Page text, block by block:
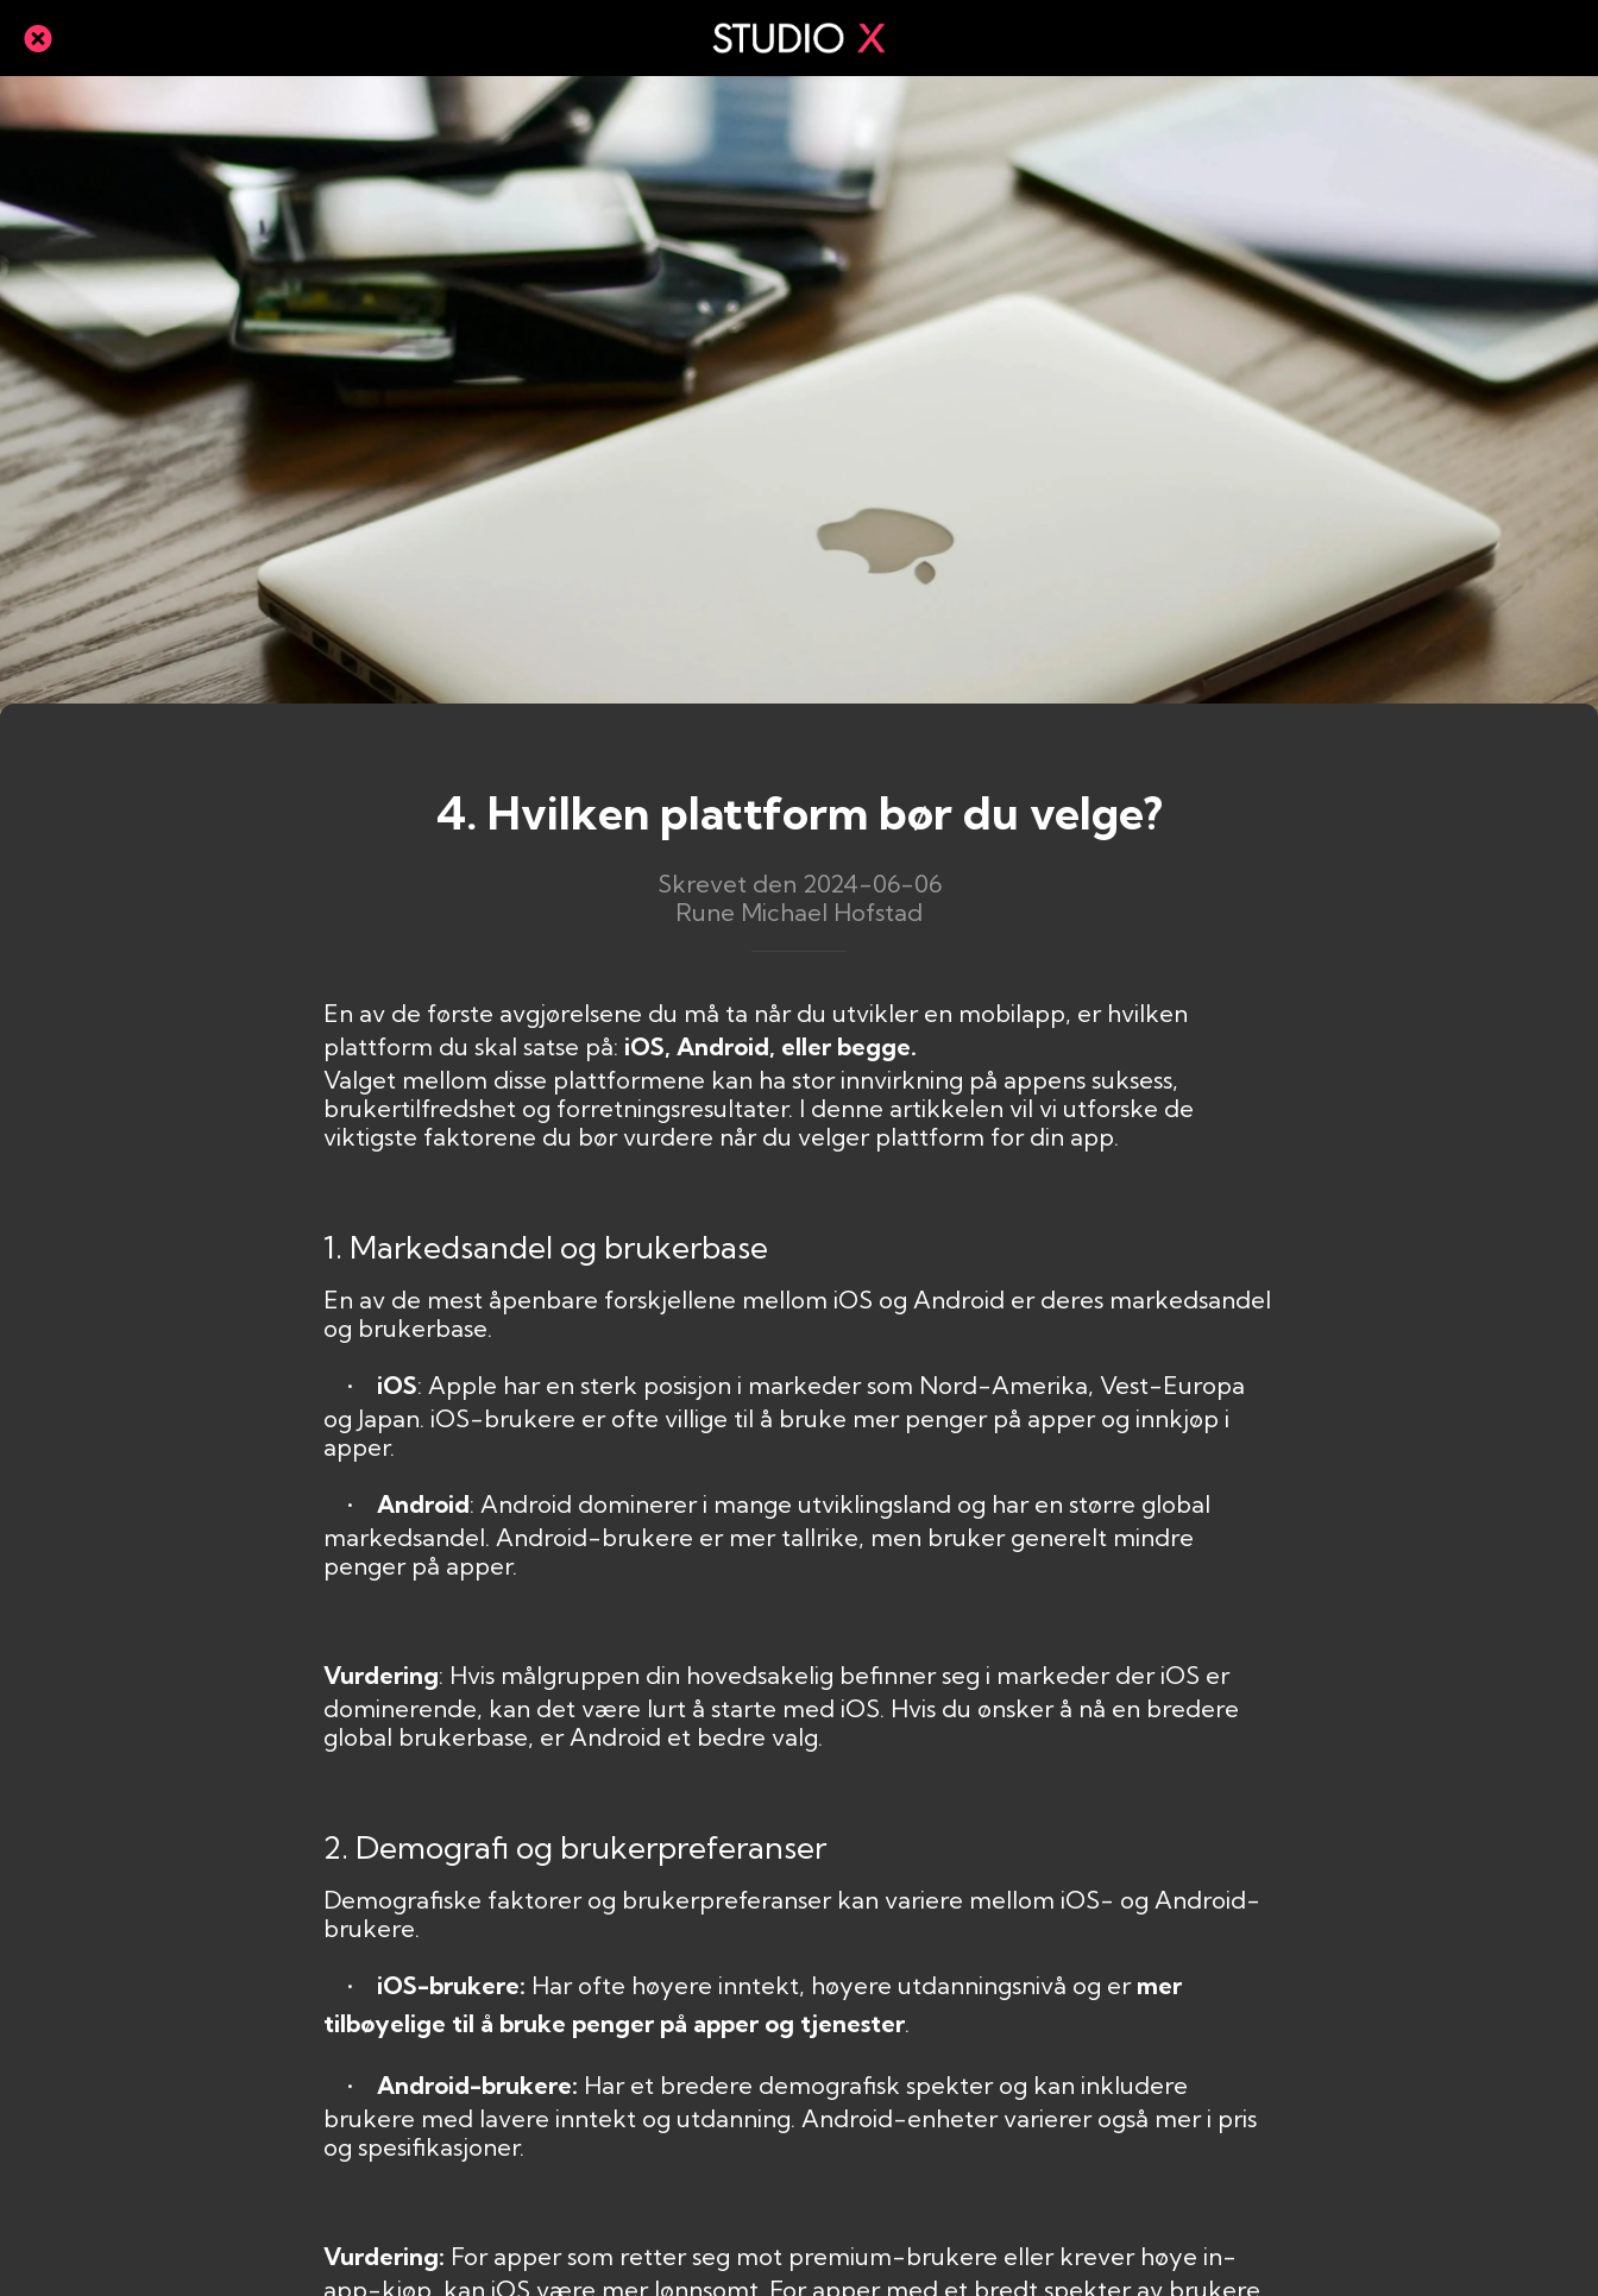
4. Hvilken plattform bør du velge?
Skrevet den 2024-06-06
Rune Michael Hofstad
En av de første avgjørelsene du må ta når du utvikler en mobilapp, er hvilken
plattform du skal satse på: iOS, Android, eller begge.
Valget mellom disse plattformene kan ha stor innvirkning på appens suksess,
brukertilfredshet og forretningsresultater. I denne artikkelen vil vi utforske de
viktigste faktorene du bør vurdere når du velger plattform for din app.
1. Markedsandel og brukerbase
En av de mest åpenbare forskjellene mellom iOS og Android er deres markedsandel
og brukerbase.
• iOS: Apple har en sterk posisjon i markeder som Nord-Amerika, Vest-Europa
og Japan. iOS-brukere er ofte villige til å bruke mer penger på apper og innkjøp i
apper.
• Android: Android dominerer i mange utviklingsland og har en større global
markedsandel. Android-brukere er mer tallrike, men bruker generelt mindre
penger på apper.
Vurdering: Hvis målgruppen din hovedsakelig befinner seg i markeder der iOS er
dominerende, kan det være lurt å starte med iOS. Hvis du ønsker å nå en bredere
global brukerbase, er Android et bedre valg.
2. Demografi og brukerpreferanser
Demografiske faktorer og brukerpreferanser kan variere mellom iOS- og Android-
brukere.
• iOS-brukere: Har ofte høyere inntekt, høyere utdanningsnivå og er mer
tilbøyelige til å bruke penger på apper og tjenester.
• Android-brukere: Har et bredere demografisk spekter og kan inkludere
brukere med lavere inntekt og utdanning. Android-enheter varierer også mer i pris
og spesifikasjoner.
Vurdering: For apper som retter seg mot premium-brukere eller krever høye in-
app-kjøp, kan iOS være mer lønnsomt. For apper med et bredt spekter av brukere,